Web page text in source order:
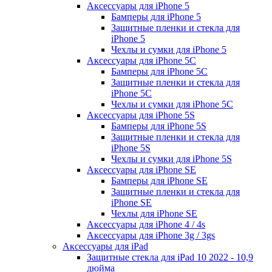
Аксессуары для iPhone 5
Бамперы для iPhone 5
Защитные пленки и стекла для
iPhone 5
Чехлы и сумки для iPhone 5
Аксессуары для iPhone 5C
Бамперы для iPhone 5C
Защитные пленки и стекла для
iPhone 5C
Чехлы и сумки для iPhone 5C
Аксессуары для iPhone 5S
Бамперы для iPhone 5S
Защитные пленки и стекла для
iPhone 5S
Чехлы и сумки для iPhone 5S
Аксессуары для iPhone SE
Бамперы для iPhone SE
Защитные пленки и стекла для
iPhone SE
Чехлы для iPhone SE
Аксессуары для iPhone 4 / 4s
Аксессуары для iPhone 3g / 3gs
Аксессуары для iPad
Защитные стекла для iPad 10 2022 - 10,9
дюйма